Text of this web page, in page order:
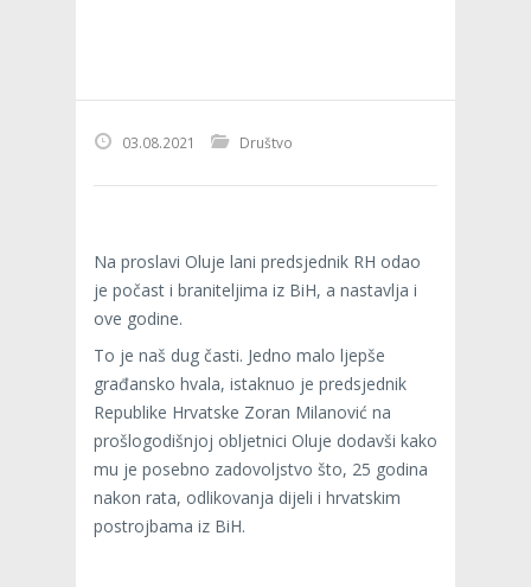
03.08.2021 Društvo
Na proslavi Oluje lani predsjednik RH odao
je počast i braniteljima iz BiH, a nastavlja i
ove godine.
To je naš dug časti. Jedno malo ljepše
građansko hvala, istaknuo je predsjednik
Republike Hrvatske Zoran Milanović na
prošlogodišnjoj obljetnici Oluje dodavši kako
mu je posebno zadovoljstvo što, 25 godina
nakon rata, odlikovanja dijeli i hrvatskim
postrojbama iz BiH.